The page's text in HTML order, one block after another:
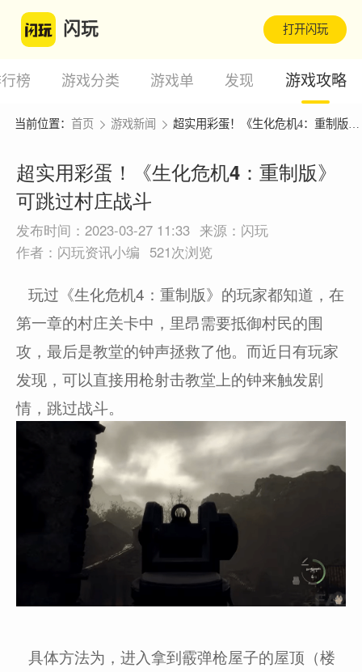
闪玩 打开闪玩
榜 游戏分类 游戏单 发现 游戏攻略
当前位置： 首页 游戏新闻 超实用彩蛋！《生化危机4：重制版》可跳过村庄战斗
超实用彩蛋！《生化危机4：重制版》
可跳过村庄战斗
发布时间：2023-03-27 11:33 来源：闪玩
作者：闪玩资讯小编 521次浏览
玩过《生化危机4：重制版》的玩家都知道，在
第一章的村庄关卡中，里昂需要抵御村民的围
攻，最后是教堂的钟声拯救了他。而近日有玩家
发现，可以直接用枪射击教堂上的钟来触发剧
情，跳过战斗。
具体方法为，进入拿到霰弹枪屋子的屋顶（楼